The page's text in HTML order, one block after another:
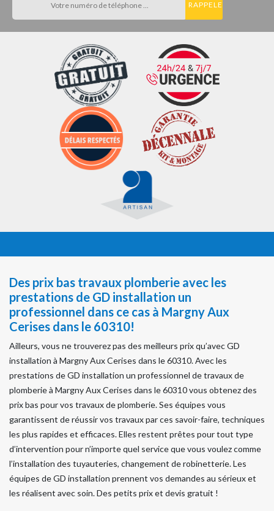
Des prix bas travaux plomberie avec les
prestations de GD installation un
professionnel dans ce cas à Margny Aux
Cerises dans le 60310!
Ailleurs, vous ne trouverez pas des meilleurs prix qu’avec GD
installation à Margny Aux Cerises dans le 60310. Avec les
prestations de GD installation un professionnel de travaux de
plomberie à Margny Aux Cerises dans le 60310 vous obtenez des
prix bas pour vos travaux de plomberie. Ses équipes vous
garantissent de réussir vos travaux par ces savoir-faire, techniques
les plus rapides et efficaces. Elles restent prêtes pour tout type
d’intervention pour n’importe quel service que vous voulez comme
l’installation des tuyauteries, changement de robinetterie. Les
équipes de GD installation prennent vos demandes au sérieux et
les réalisent avec soin. Des petits prix et devis gratuit !